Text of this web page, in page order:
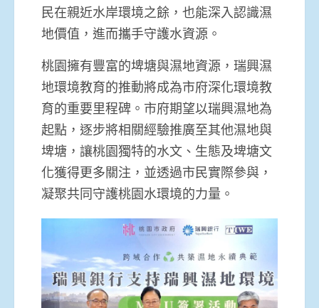
民在親近水岸環境之餘，也能深入認識濕
地價值，進而攜手守護水資源。
桃園擁有豐富的埤塘與濕地資源，瑞興濕
地環境教育的推動將成為市府深化環境教
育的重要里程碑。市府期望以瑞興濕地為
起點，逐步將相關經驗推廣至其他濕地與
埤塘，讓桃園獨特的水文、生態及埤塘文
化獲得更多關注，並透過市民實際參與，
凝聚共同守護桃園水環境的力量。